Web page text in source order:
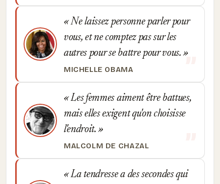
Ne laissez personne parler pour
vous, et ne comptez pas sur les
autres pour se battre pour vous.
MICHELLE OBAMA
Les femmes aiment être battues,
mais elles exigent qu'on choisisse
l'endroit.
MALCOLM DE CHAZAL
La tendresse a des secondes qui